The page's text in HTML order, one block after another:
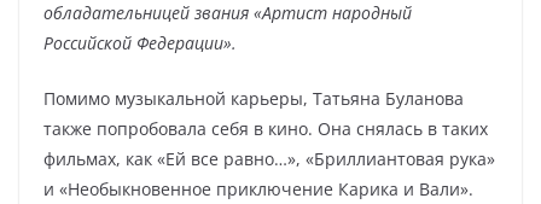
обладательницей звания «Артист народный
Российской Федерации».
Помимо музыкальной карьеры, Татьяна Буланова
также попробовала себя в кино. Она снялась в таких
фильмах, как «Ей все равно…», «Бриллиантовая рука»
и «Необыкновенное приключение Карика и Вали».